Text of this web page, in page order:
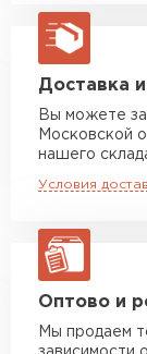
Машина до
макс. длина
Манипулятор
макс. длина
макс. длина
Доставка
Вы можете
Московской
нашего
Условия
Оптово и
Мы продаем